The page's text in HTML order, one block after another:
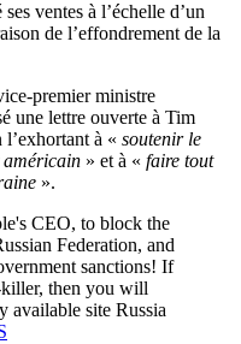
ventes à l’échelle d’un
de l’effondrement de la
premier ministre
une lettre ouverte à Tim
à « soutenir le
américain » et à « faire tout
».
CEO, to block the
Federation, and
sanctions! If
killer, then you will
available site Russia